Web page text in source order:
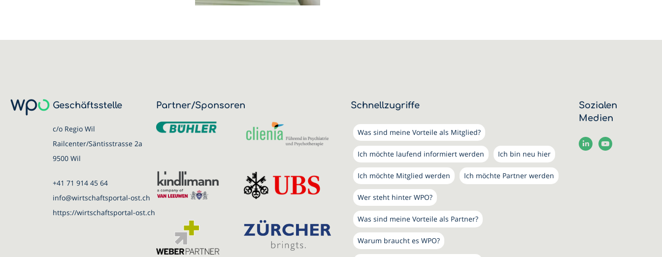
Geschäftsstelle
c/o Regio Wil
Railcenter/Säntisstrasse 2a
9500 Wil
+41 71 914 45 64
info@wirtschaftsportal-ost.ch
https://wirtschaftsportal-ost.ch
Partner/Sponsoren Schnellzugriffe
Was sind meine Vorteile als Mitglied?
Ich möchte laufend informiert werden Ich bin neu hier
Ich möchte Mitglied werden Ich möchte Partner werden
Wer steht hinter WPO?
Was sind meine Vorteile als Partner?
Warum braucht es WPO?
Sozialen
Medien